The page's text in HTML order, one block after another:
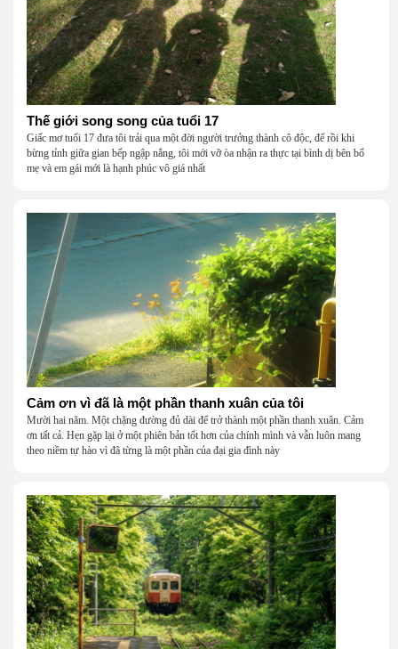
Thế giới song song của tuổi 17
Giấc mơ tuổi 17 đưa tôi trải qua một đời người trưởng thành cô độc, để rồi khi
bừng tỉnh giữa gian bếp ngập nắng, tôi mới vỡ òa nhận ra thực tại bình dị bên bố
mẹ và em gái mới là hạnh phúc vô giá nhất
Cảm ơn vì đã là một phần thanh xuân của tôi
Mười hai năm. Một chặng đường đủ dài để trở thành một phần thanh xuân. Cảm
ơn tất cả. Hẹn gặp lại ở một phiên bản tốt hơn của chính mình và vẫn luôn mang
theo niềm tự hào vì đã từng là một phần của đại gia đình này